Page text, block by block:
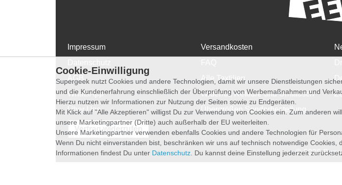
Impressum
WhatsApp
Über Uns
Versandkosten
Alle Textilien
Widerruf, Retoure und Umtausch
Übergrößen Sonderbestellung
Vertrag widerrufen
© 2026
Cookie-Einwilligung
Supergeek nutzt Cookies und andere Technologien, damit wir unsere Dienstleistungen
und die Kundenerfahrung einschließlich der Überprüfung von Werbemaßnahmen und
Hierzu nutzen wir Informationen zur Nutzung der Seiten sowie zu Endgeräten.
Mit Klick auf "Alle Akzeptieren" willigst Du zur Verwendung von Cookies ein. Zum anderen
unsere Marketingpartner (Dritte) auch außerhalb der EU weiterleiten.
Unsere Marketingpartner verwenden ebenfalls Cookies und andere Technologien für
Wenn Du nicht einverstanden bist, beschränken wir uns auf technisch notwendige
Informationen findest Du unter Datenschutz . Du kannst deine Einstellung jederzeit